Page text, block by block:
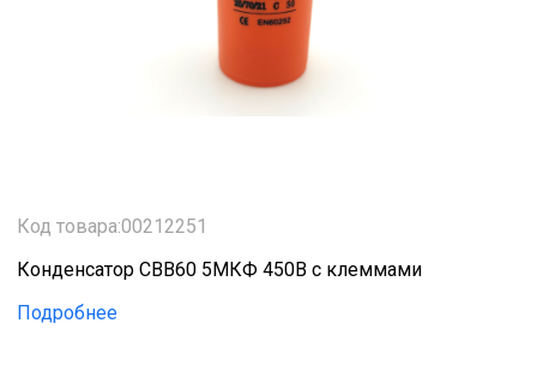
Код товара:00212251
Конденсатор CBB60 5МКФ 450В с клеммами
Подробнее